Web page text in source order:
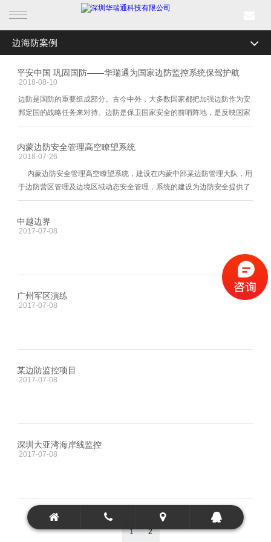
首页
产品中心
行业产品
关于我们
边海防案例
全部分类森林防火案例
机场安全案例
电力巡检案例
智慧城市案例
海事渔政案例
平安中国 巩固国防——华瑞通为国家边防监控系统保驾护航
2018-08-10
边防是国防的重要组成部分。古今中外，大多数国家都把加强边防作为安
邦定国的战略任务来对待。边防是保卫国家安全的前哨阵地，是反映国家
政治、外交政策的“晴雨表”，是展示国威、军威的“窗口”。随着我国对外开
内蒙边防安全管理高空瞭望系统
2018-07-26
内蒙边防安全管理高空瞭望系统，建设在内蒙中部某边防管理大队，用
于边防营区管理及边境区域动态安全管理，系统的建设为边防安全提供了
远距离昼夜监控功能，特别是在内蒙“天高云淡”的环境下，系统更是发挥
中越边界
2017-07-08
广州军区演练
2017-07-08
某边防监控项目
2017-07-08
深圳大亚湾海岸线监控
2017-07-08
1 2